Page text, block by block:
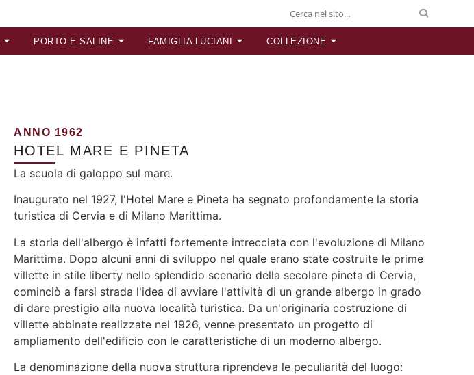
PORTO E SALINE FAMIGLIA LUCIANI COLLEZIONE
ANNO 1962
HOTEL MARE E PINETA
La scuola di galoppo sul mare.
Inaugurato nel 1927, l'Hotel Mare e Pineta ha segnato profondamente la storia
turistica di Cervia e di Milano Marittima.
La storia dell'albergo è infatti fortemente intrecciata con l'evoluzione di Milano
Marittima. Dopo alcuni anni di sviluppo nel quale erano state costruite le prime
villette in stile liberty nello splendido scenario della secolare pineta di Cervia,
cominciò a farsi strada l'idea di avviare l'attività di un grande albergo in grado
di dare prestigio alla nuova località turistica. Da un'originaria costruzione di
villette abbinate realizzate nel 1926, venne presentato un progetto di
ampliamento dell'edificio con le caratteristiche di un moderno albergo.
La denominazione della nuova struttura riprendeva le peculiarità del luogo: